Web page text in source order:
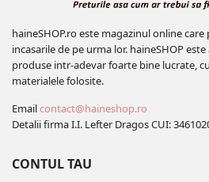
haineSHOP.ro este magazinul online
incasarile de pe urma lor. haineSHOP
produse intr-adevar foarte bine lucrate,
materialele folosite.
Emailcontact@haineshop.ro
Detalii firma I.I. Lefter Dragos CUI:
CONTUL TAU